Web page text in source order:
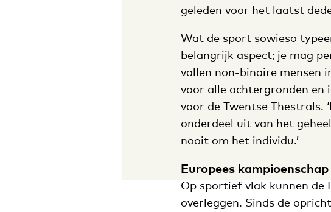
geleden voor het laatst
Wat de sport sowieso
belangrijk aspect; je mag
vallen non-binaire mensen
voor alle achtergronden en
voor de Twentse Thestrals.
onderdeel uit van het
nooit om het individu.’
Europees kampioenschap
Op sportief vlak kunnen de
overleggen. Sinds de